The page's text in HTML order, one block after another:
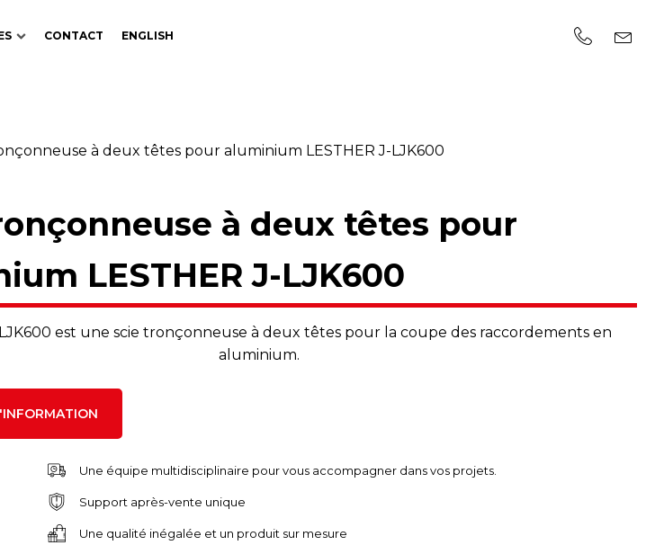
CONTACT ENGLISH
à deux têtes pour aluminium LESTHER J-LJK600
à deux têtes pour
LESTHER J-LJK600
est une scie tronçonneuse à deux têtes pour la coupe des raccordements en
aluminium.
Une équipe multidisciplinaire pour vous accompagner dans vos projets.
Support après-vente unique
Une qualité inégalée et un produit sur mesure